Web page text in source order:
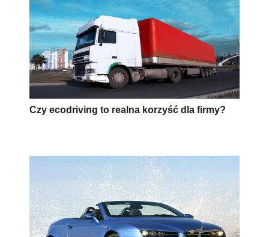
Czy ecodriving to realna korzyść dla firmy?